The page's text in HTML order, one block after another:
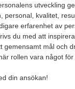
utveckling
personal, kvalitet,
erfarenhet av
du med att
gemensamt mål och
rollen vara något för
din ansökan!